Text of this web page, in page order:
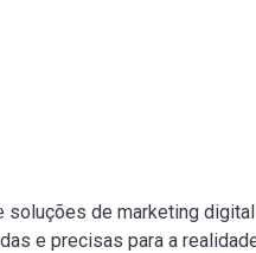
soluções de marketing digital
e precisas para a